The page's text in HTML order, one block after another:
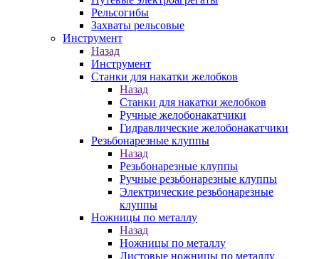
Рельсогибы
Захваты рельсовые
Инструмент
Назад
Инструмент
Станки для накатки желобков
Назад
Станки для накатки желобков
Ручные желобонакатчики
Гидравлические желобонакатчики
Резьбонарезные клуппы
Назад
Резьбонарезные клуппы
Ручные резьбонарезные клуппы
Электрические резьбонарезные
клуппы
Ножницы по металлу
Назад
Ножницы по металлу
Листовые ножницы по металлу